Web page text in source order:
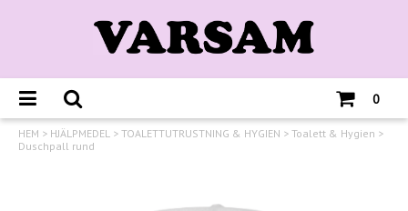
0
HEM > HJÄLPMEDEL > TOALETTUTRUSTNING & HYGIEN > Toalett & Hygien >
Duschpall rund